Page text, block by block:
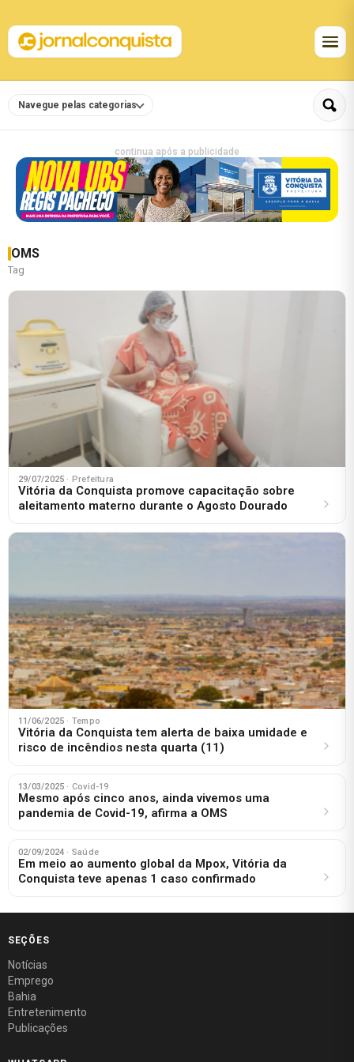
Navegue pelas categorias
continua após a publicidade
OMS
Tag
29/07/2025 · Prefeitura
Vitória da Conquista promove capacitação sobre
aleitamento materno durante o Agosto Dourado
11/06/2025 · Tempo
Vitória da Conquista tem alerta de baixa umidade e
risco de incêndios nesta quarta (11)
13/03/2025 · Covid-19
Mesmo após cinco anos, ainda vivemos uma
pandemia de Covid-19, afirma a OMS
02/09/2024 · Saúde
Em meio ao aumento global da Mpox, Vitória da
Conquista teve apenas 1 caso confirmado
SEÇÕES
Notícias
Emprego
Bahia
Entretenimento
Publicações